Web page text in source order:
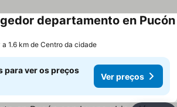
departamento en Pucón
a 1.6 km de Centro da cidade
para ver os preços
Ver preços